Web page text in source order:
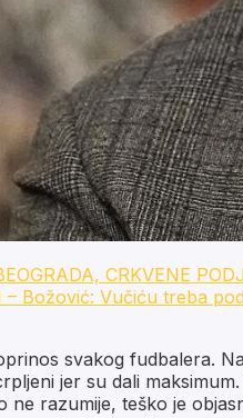
CRKVENE
– Božović: Vučiću treba
svakog fudbalera.
jer su dali
ne razumije, teško je